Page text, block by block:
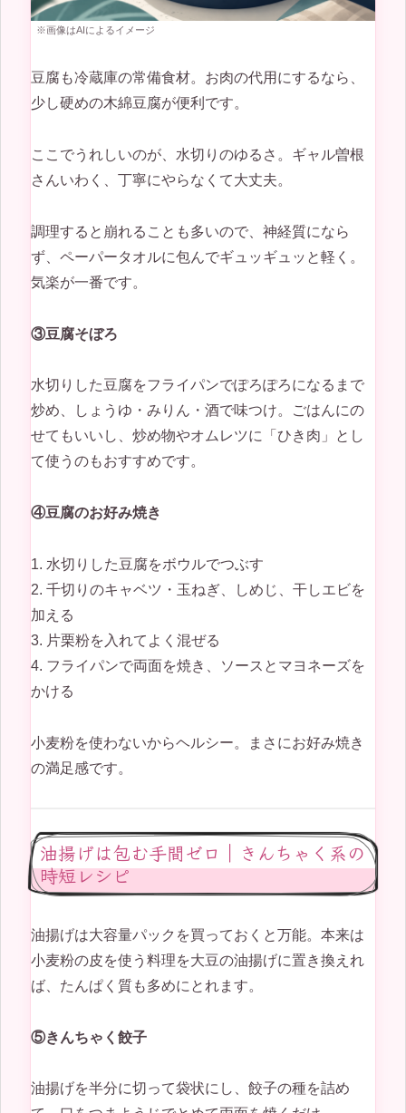
※画像はAIによるイメージ
豆腐も冷蔵庫の常備食材。お肉の代用にするなら、
少し硬めの木綿豆腐が便利です。
ここでうれしいのが、水切りのゆるさ。ギャル曽根
さんいわく、丁寧にやらなくて大丈夫。
調理すると崩れることも多いので、神経質になら
ず、ペーパータオルに包んでギュッギュッと軽く。
気楽が一番です。
③豆腐そぼろ
水切りした豆腐をフライパンでぽろぽろになるまで
炒め、しょうゆ・みりん・酒で味つけ。ごはんにの
せてもいいし、炒め物やオムレツに「ひき肉」とし
て使うのもおすすめです。
④豆腐のお好み焼き
1. 水切りした豆腐をボウルでつぶす
2. 千切りのキャベツ・玉ねぎ、しめじ、干しエビを
加える
3. 片栗粉を入れてよく混ぜる
4. フライパンで両面を焼き、ソースとマヨネーズを
かける
小麦粉を使わないからヘルシー。まさにお好み焼き
の満足感です。
油揚げは包む手間ゼロ｜きんちゃく系の
時短レシピ
油揚げは大容量パックを買っておくと万能。本来は
小麦粉の皮を使う料理を大豆の油揚げに置き換えれ
ば、たんぱく質も多めにとれます。
⑤きんちゃく餃子
油揚げを半分に切って袋状にし、餃子の種を詰め